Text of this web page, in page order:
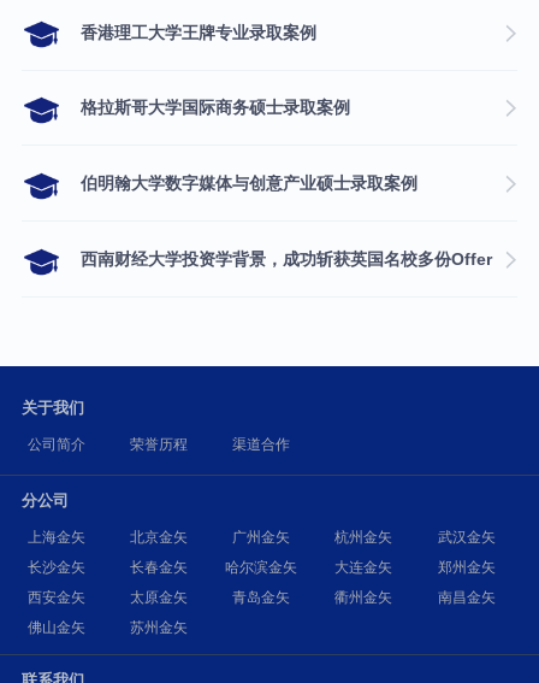
香港理工大学王牌专业录取案例
格拉斯哥大学国际商务硕士录取案例
伯明翰大学数字媒体与创意产业硕士录取案例
西南财经大学投资学背景，成功斩获英国名校多份Offer
关于我们
公司简介 荣誉历程 渠道合作
分公司
上海金矢 北京金矢 广州金矢 杭州金矢
武汉金矢
长沙金矢
长春金矢 哈尔滨金矢 大连金矢
郑州金矢
西安金矢
太原金矢 青岛金矢 衢州金矢
南昌金矢
佛山金矢
苏州金矢